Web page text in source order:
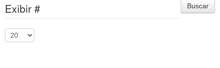
Buscar
Exibir #